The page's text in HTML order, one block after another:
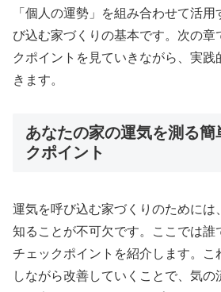
「個人の運勢」を組み合わせて活
び込む家づくりの基本です。次の章
クポイントを見ていきながら、実践
きます。
あなたの家の運気を測る簡
クポイント
運気を呼び込む家づくりのためには
知ることが不可欠です。ここでは誰
チェックポイントを紹介します。こ
しながら改善していくことで、気の